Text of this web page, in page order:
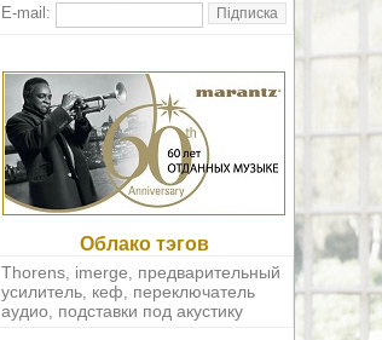
E-mail:
Облако тэгов
Thorens, imerge, предварительный
усилитель, кеф, переключатель
аудио, подставки под акустику